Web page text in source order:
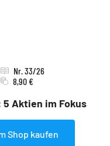
5 Aktien im Fokus
Nr. 33/26
8,90 €
Shop kaufen